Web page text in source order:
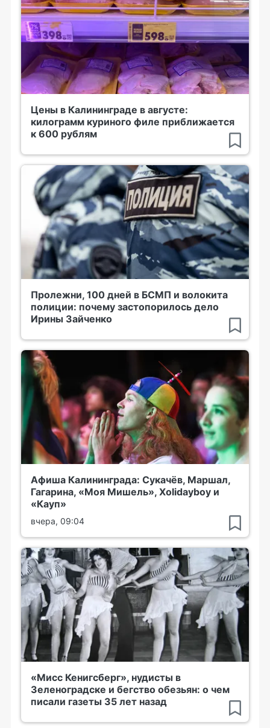
Цены в Калининграде в августе:
килограмм куриного филе приближается
к 600 рублям
Пролежни, 100 дней в БСМП и волокита
полиции: почему застопорилось дело
Ирины Зайченко
Афиша Калининграда: Сукачёв, Маршал,
Гагарина, «Моя Мишель», Xolidayboy и
«Кауп»
вчера, 09:04
«Мисс Кенигсберг», нудисты в
Зеленоградске и бегство обезьян: о чем
писали газеты 35 лет назад